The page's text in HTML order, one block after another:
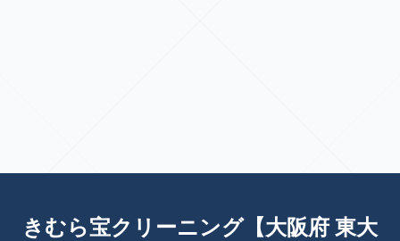
きむら宝クリーニング【大阪府 東大